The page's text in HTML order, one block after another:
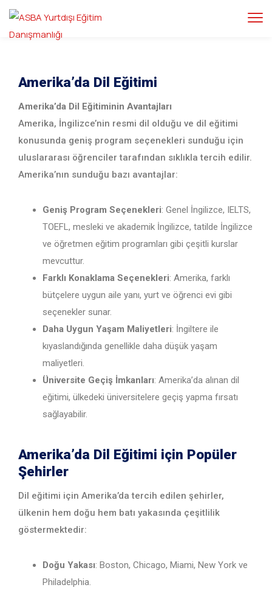
Amerika’da Dil Eğitimi
Amerika’da Dil Eğitiminin Avantajları
Amerika, İngilizce’nin resmi dil olduğu ve dil eğitimi
konusunda geniş program seçenekleri sunduğu için
uluslararası öğrenciler tarafından sıklıkla tercih edilir.
Amerika’nın sunduğu bazı avantajlar:
Geniş Program Seçenekleri: Genel İngilizce, IELTS,
TOEFL, mesleki ve akademik İngilizce, tatilde İngilizce
ve öğretmen eğitim programları gibi çeşitli kurslar
mevcuttur.
Farklı Konaklama Seçenekleri: Amerika, farklı
bütçelere uygun aile yanı, yurt ve öğrenci evi gibi
seçenekler sunar.
Daha Uygun Yaşam Maliyetleri: İngiltere ile
kıyaslandığında genellikle daha düşük yaşam
maliyetleri.
Üniversite Geçiş İmkanları: Amerika’da alınan dil
eğitimi, ülkedeki üniversitelere geçiş yapma fırsatı
sağlayabilir.
Amerika’da Dil Eğitimi için Popüler
Şehirler
Dil eğitimi için Amerika’da tercih edilen şehirler,
ülkenin hem doğu hem batı yakasında çeşitlilik
göstermektedir:
Doğu Yakası: Boston, Chicago, Miami, New York ve
Philadelphia.